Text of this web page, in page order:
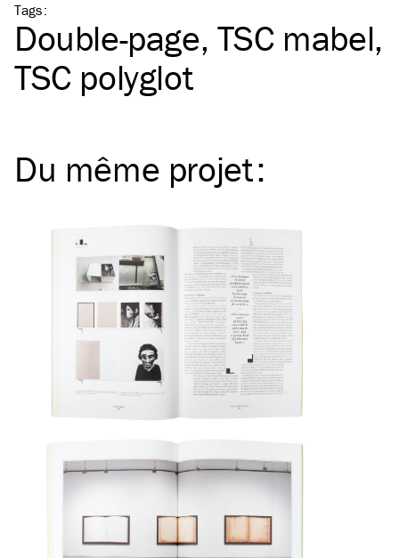
Tags:
Double-page TSCmabel
TSCpolyglot
Du même projet: